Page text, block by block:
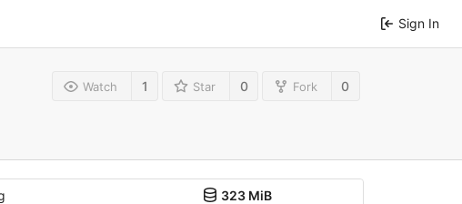
Sign In
Watch 1 Star 0 Fork 0
323 MiB